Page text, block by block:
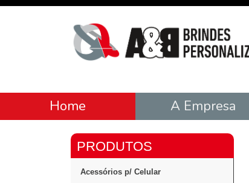
Home A Empresa
Acessórios p/ Celular